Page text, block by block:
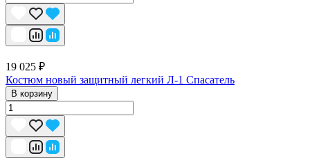
19 025 ₽
Костюм новый защитный легкий Л-1 Спасатель
В корзину